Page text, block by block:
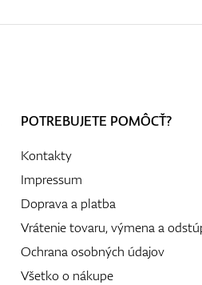
POTREBUJETE POMÔCŤ?
Kontakty
Impressum
Doprava a platba
Vrátenie tovaru, výmena a
Ochrana osobných údajov
Všetko o nákupe